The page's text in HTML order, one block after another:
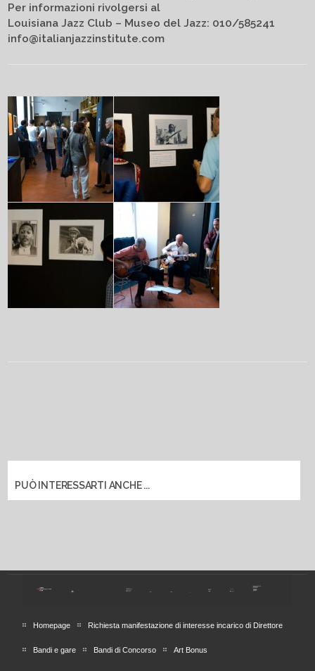
Per informazioni rivolgersi al
Louisiana Jazz Club – Museo del Jazz: 010/585241
info@italianjazzinstitute.com
PUÒ INTERESSARTI ANCHE ...
Homepage Richiesta manifestazione di interesse incarico di Direttore
Bandi e gare Bandi di Concorso Art Bonus